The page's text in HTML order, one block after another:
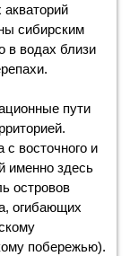
сибирским
в водах близи
пути
восточного и
именно здесь
островов
огибающих
побережью).